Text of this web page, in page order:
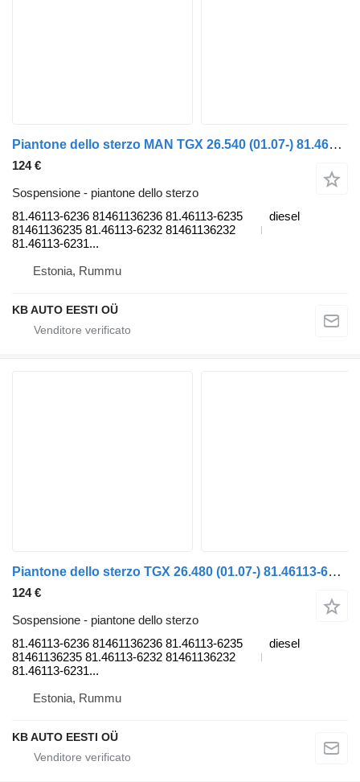
Piantone dello sterzo MAN TGX 26.540 (01.07-) 81.46113-6236 per camion MAN TGL, TGM, TGS, TGX (2005-2021)
124 €
Sospensione - piantone dello sterzo
81.46113-6236 81461136236 81.46113-6235
81461136235 81.46113-6232 81461136232
81.46113-6231...
diesel
Estonia, Rummu
KB AUTO EESTI OÜ
Piantone dello sterzo TGX 26.480 (01.07-) 81.46113-6236 per camion MAN TGL, TGM, TGS, TGX (2005-2021)
124 €
Sospensione - piantone dello sterzo
81.46113-6236 81461136236 81.46113-6235
81461136235 81.46113-6232 81461136232
81.46113-6231...
diesel
Estonia, Rummu
KB AUTO EESTI OÜ